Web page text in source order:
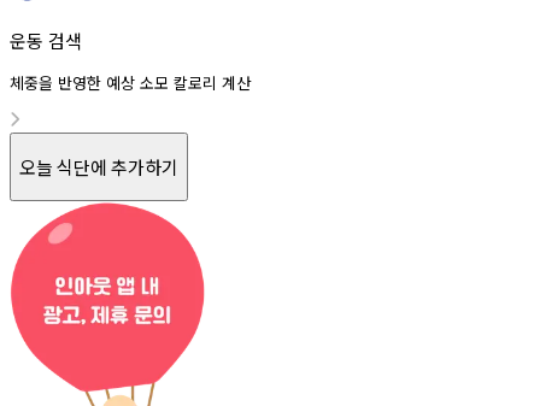
운동 검색
체중을 반영한 예상 소모 칼로리 계산
오늘 식단에 추가하기